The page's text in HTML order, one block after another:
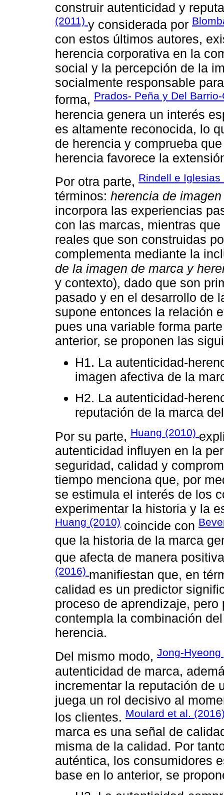
construir autenticidad y
(2011) y considerada por
con estos últimos autores,
herencia corporativa en la
social y la percepción de la
socialmente responsable
forma, Prados- Peña y Del
herencia genera un interés
es altamente reconocida, lo
de herencia y comprueba
herencia favorece la
Por otra parte, Rindell e
términos: herencia de
incorpora las experiencias
con las marcas, mientras
reales que son construidas
complementa mediante la
de la imagen de marca y
y contexto), dado que son
pasado y en el desarrollo de
supone entonces la relación
pues una variable forma
anterior, se proponen las
H1. La autenticidad-
imagen afectiva de la
H2. La autenticidad-
reputación de la marca
Por su parte, Huang (2010)
autenticidad influyen en la
seguridad, calidad y
tiempo menciona que, por
se estimula el interés de los
experimentar la historia y la
Huang (2010) coincide con
que la historia de la marca
que afecta de manera
(2016) manifiestan que, en
calidad es un predictor
proceso de aprendizaje,
contempla la combinación
herencia.
Del mismo modo, Jong-
autenticidad de marca,
incrementar la reputación de
juega un rol decisivo al
los clientes. Moulard et al.
marca es una señal de
misma de la calidad. Por
auténtica, los consumidores
base en lo anterior, se